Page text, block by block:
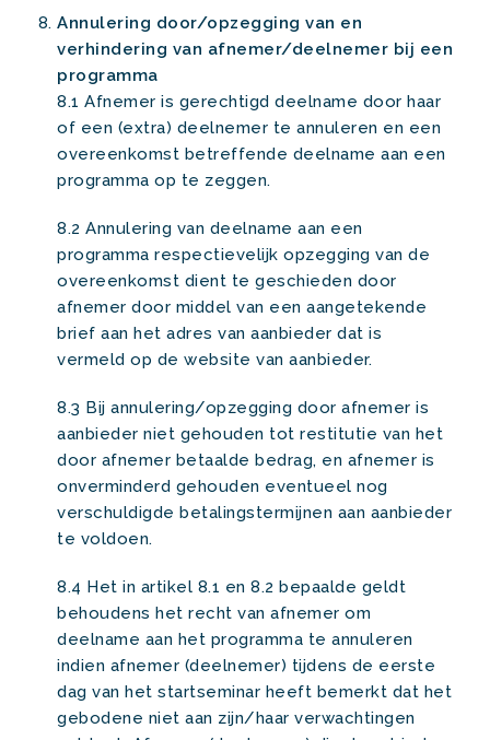
Annulering door/opzegging van en
verhindering van afnemer/deelnemer bij een
programma
8.1 Afnemer is gerechtigd deelname door haar
of een (extra) deelnemer te annuleren en een
overeenkomst betreffende deelname aan een
programma op te zeggen.
8.2 Annulering van deelname aan een
programma respectievelijk opzegging van de
overeenkomst dient te geschieden door
afnemer door middel van een aangetekende
brief aan het adres van aanbieder dat is
vermeld op de website van aanbieder.
8.3 Bij annulering/opzegging door afnemer is
aanbieder niet gehouden tot restitutie van het
door afnemer betaalde bedrag, en afnemer is
onverminderd gehouden eventueel nog
verschuldigde betalingstermijnen aan aanbieder
te voldoen.
8.4 Het in artikel 8.1 en 8.2 bepaalde geldt
behoudens het recht van afnemer om
deelname aan het programma te annuleren
indien afnemer (deelnemer) tijdens de eerste
dag van het startseminar heeft bemerkt dat het
gebodene niet aan zijn/haar verwachtingen